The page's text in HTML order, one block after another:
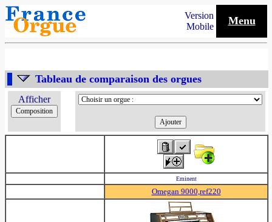
Version
Mobile
Menu
Tableau de comparaison des orgues
Afficher
Eminent
Omegan 9000,ref220